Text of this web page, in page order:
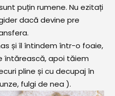
puțin rumene. Nu ezitați
dacă devine pre
și îl întindem într-o foaie,
întărească, apoi tăiem
pline și cu decupaj în
fulgi de nea ).